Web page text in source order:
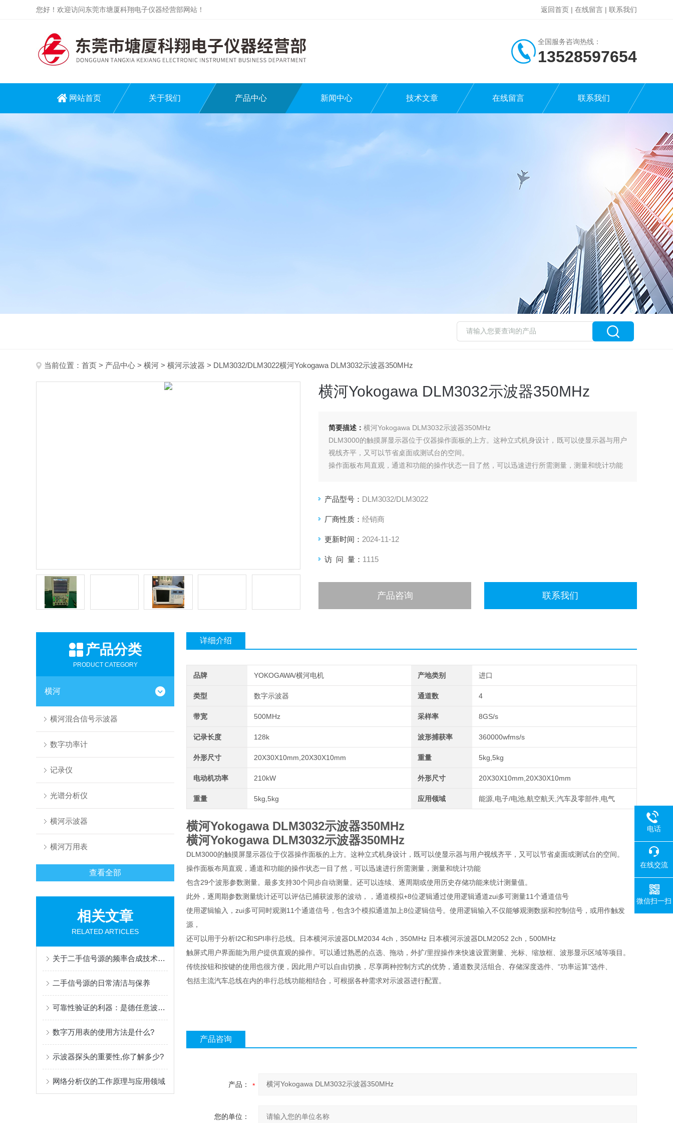
您好！欢迎访问东莞市塘厦科翔电子仪器经营部网站！ 返回首页 | 在线留言 | 联系我们
全国服务咨询热线：
13528597654
网站首页 关于我们 产品中心 新闻中心 技术文章 在线留言 联系我们
当前位置： 首页 > 产品中心 > 横河 > 横河示波器 > DLM3032/DLM3022横河Yokogawa DLM3032示波器350MHz
横河Yokogawa DLM3032示波器350MHz
简要描述： 横河Yokogawa DLM3032示波器350MHz
DLM3000的触摸屏显示器位于仪器操作面板的上方。这种立式机身设计，既可以使显示器与用户
视线齐平，又可以节省桌面或测试台的空间。
操作面板布局直观，通道和功能的操作状态一目了然，可以迅速进行所需测量，测量和统计功能
产品型号： DLM3032/DLM3022
厂商性质： 经销商
更新时间： 2024-11-12
访 问 量： 1115
产品咨询 联系我们
产品分类
PRODUCT CATEGORY
横河
横河混合信号示波器
数字功率计
记录仪
光谱分析仪
横河示波器
横河万用表
查看全部
相关文章
RELATED ARTICLES
关于二手信号源的频率合成技术，你都了解多少呢
二手信号源的日常清洁与保养
可靠性验证的利器：是德任意波形发生器在可靠性测试中的应用
数字万用表的使用方法是什么?
示波器探头的重要性,你了解多少?
网络分析仪的工作原理与应用领域
详细介绍
品牌 YOKOGAWA/横河电机 产地类别 进口
类型 数字示波器 通道数 4
带宽 500MHz 采样率 8GS/s
记录长度 128k 波形捕获率 360000wfms/s
外形尺寸 20X30X10mm,20X30X10mm 重量 5kg,5kg
电动机功率 210kW 外形尺寸 20X30X10mm,20X30X10mm
重量 5kg,5kg 应用领域 能源,电子/电池,航空航天,汽车及零部件,电气
横河Yokogawa DLM3032示波器350MHz
横河Yokogawa DLM3032示波器350MHz
DLM3000的触摸屏显示器位于仪器操作面板的上方。这种立式机身设计，既可以使显示器与用户视线齐平，又可以节省桌面或测试台的空间。
操作面板布局直观，通道和功能的操作状态一目了然，可以迅速进行所需测量，测量和统计功能
包含29个波形参数测量。最多支持30个同步自动测量。还可以连续、逐周期或使用历史存储功能来统计测量值。
此外，逐周期参数测量统计还可以评估已捕获波形的波动，，通道模拟+8位逻辑通过使用逻辑通道zui多可测量11个通道信号
使用逻辑输入，zui多可同时观测11个通道信号，包含3个模拟通道加上8位逻辑信号。使用逻辑输入不仅能够观测数据和控制信号，或用作触发
源，
还可以用于分析I2C和SPI串行总线。日本横河示波器DLM2034 4ch，350MHz 日本横河示波器DLM2052 2ch，500MHz
触屏式用户界面能为用户提供直观的操作。可以通过熟悉的点选、拖动，外扩/里捏操作来快速设置测量、光标、缩放框、波形显示区域等项目。
传统按钮和按键的使用也很方便，因此用户可以自由切换，尽享两种控制方式的优势，通道数灵活组合、存储深度选件、“功率运算"选件、
包括主流汽车总线在内的串行总线功能相结合，可根据各种需求对示波器进行配置。
产品咨询
产品：
您的单位：
电话
在线交流
微信扫一扫